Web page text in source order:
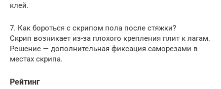
клей.
7. Как бороться с скрипом пола после стяжки?
Скрип возникает из-за плохого крепления плит к лагам.
Решение — дополнительная фиксация саморезами в
местах скрипа.
Рейтинг